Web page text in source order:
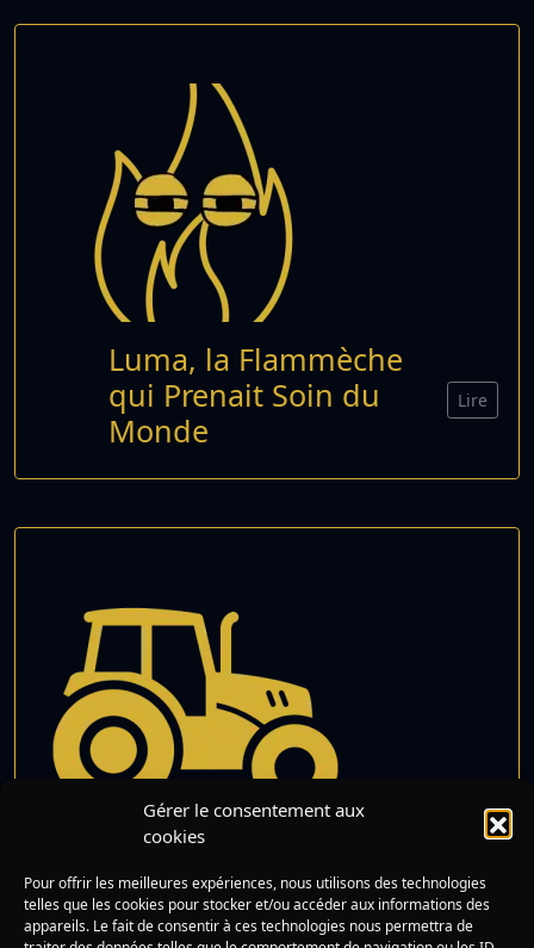
Gérer le consentement aux
cookies
Pour offrir les meilleures expériences, nous utilisons des technologies
telles que les cookies pour stocker et/ou accéder aux informations des
appareils. Le fait de consentir à ces technologies nous permettra de
Luma, la Flammèche
qui Prenait Soin du
Monde
Lire
tracteur
Lire